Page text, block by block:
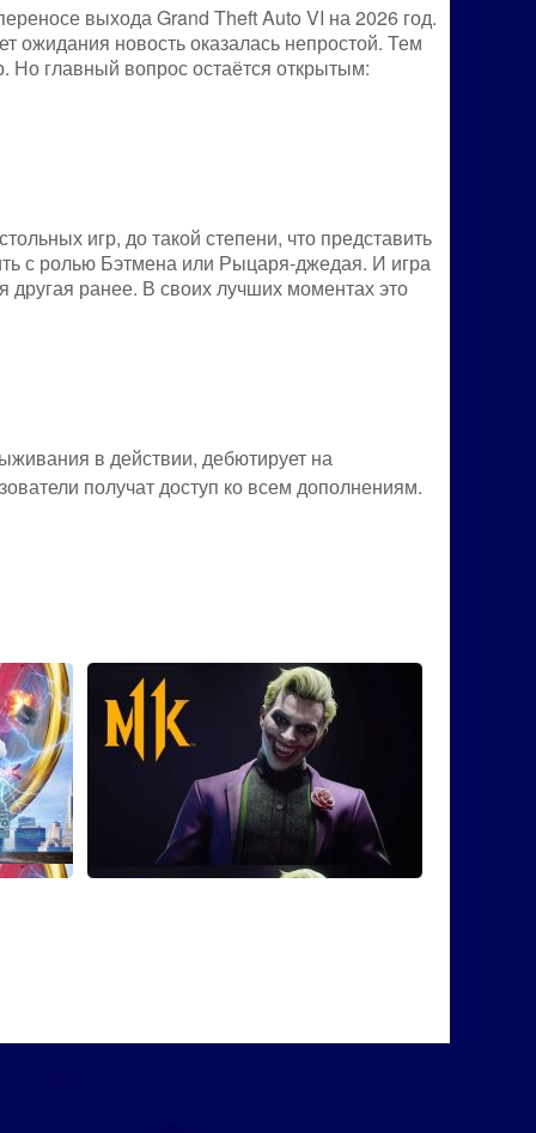
выхода Grand Theft Auto VI на 2026 год.
ожидания новость оказалась непростой. Тем
Но главный вопрос остаётся открытым:
игр, до такой степени, что представить
с ролью Бэтмена или Рыцаря-джедая. И игра
другая ранее. В своих лучших моментах это
в действии, дебютирует на
получат доступ ко всем дополнениям.